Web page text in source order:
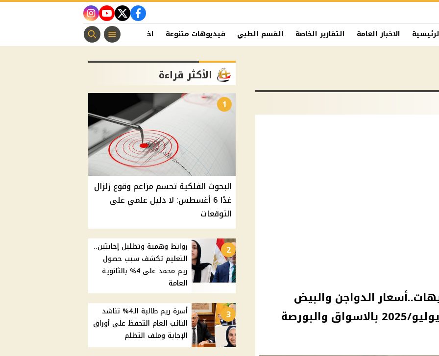
facebook
twitter
youtube
instagram
الاخبار العامة التقارير الخاصة القسم الطبي فيديوهات متنوعة اخبار الفن منوعات مسيحية
تسجل خسارة 5 جنيهات..أسعار الدواجن والبيض
الأكثر قراءة
1
البحوث الفلكية تحسم مزاعم وقوع زلزال
غدًا 6 أغسطس: لا دليل علمي على
التوقعات
2
روابط وهمية وتظليل إجابتين..
التعليم تكشف سبب حصول
ريم محمد على 4% بالثانوية
العامة
3
أسرة ريم طالبة الـ4% تناشد
النائب العام التحفظ على أوراق
الإجابة وملف التظلم